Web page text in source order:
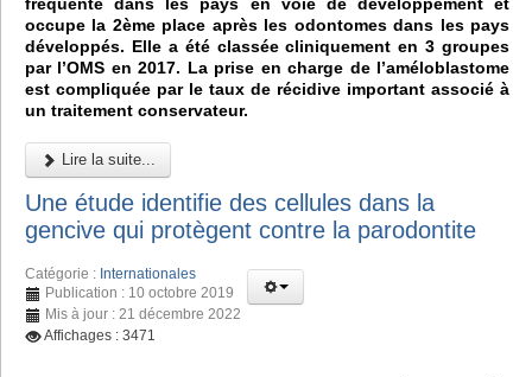
occupe la 2ème place après les odontomes dans les pays
développés. Elle a été classée cliniquement en 3 groupes
par l’OMS en 2017. La prise en charge de l’améloblastome
est compliquée par le taux de récidive important associé à
un traitement conservateur.
Lire la suite...
Une étude identifie des cellules dans la
gencive qui protègent contre la parodontite
Catégorie : Internationales
Publication : 10 octobre 2019
Mis à jour : 21 décembre 2022
Affichages : 3471